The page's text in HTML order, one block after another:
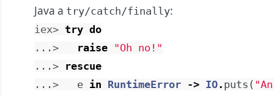
Java a try/catch/finally:
iex> try do
...>
raise "Oh no!"
...> rescue
...>
e in RuntimeError -> IO. puts (